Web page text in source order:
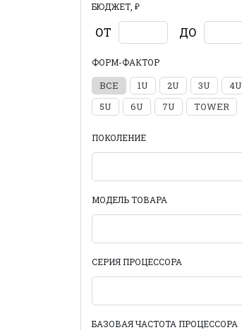
БЮДЖЕТ, ₽
ОТ ДО
ФОРМ-ФАКТОР
ВСЕ 1U 2U 3U
4U
5U
6U 7U TOWER
ПОКОЛЕНИЕ
МОДЕЛЬ ТОВАРА
СЕРИЯ ПРОЦЕССОРА
БАЗОВАЯ ЧАСТОТА ПРОЦЕССОРА